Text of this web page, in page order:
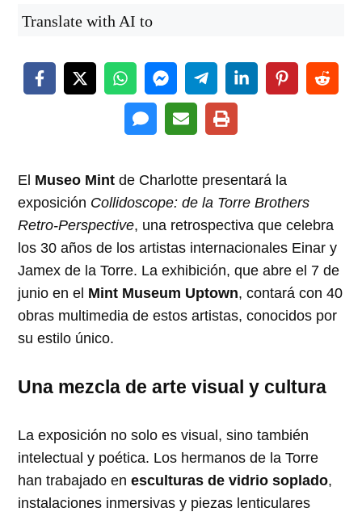
Translate with AI to
El Museo Mint de Charlotte presentará la
exposición Collidoscope: de la Torre Brothers
Retro-Perspective, una retrospectiva que celebra
los 30 años de los artistas internacionales Einar y
Jamex de la Torre. La exhibición, que abre el 7 de
junio en el Mint Museum Uptown, contará con 40
obras multimedia de estos artistas, conocidos por
su estilo único.
Una mezcla de arte visual y cultura
La exposición no solo es visual, sino también
intelectual y poética. Los hermanos de la Torre
han trabajado enesculturas de vidrio soplado,
instalaciones inmersivas y piezas lenticulares